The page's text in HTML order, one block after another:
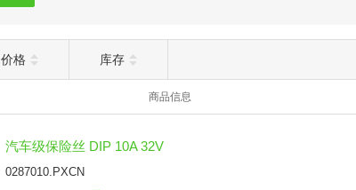
价格 库存
商品信息
汽车级保险丝 DIP 10A 32V
0287010.PXCN